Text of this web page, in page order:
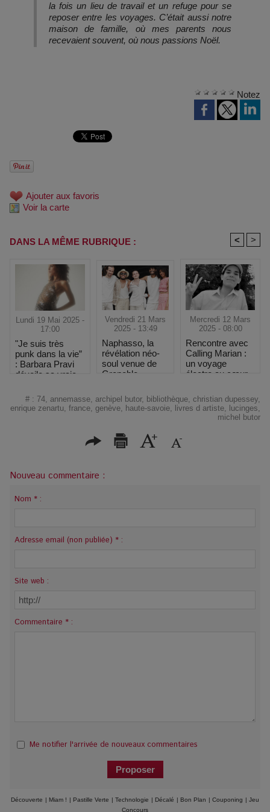
la fois un lieu de travail et un refuge pour se
reposer entre les voyages. C’était aussi notre
maison de famille, où mes parents nous
recevaient souvent, où nous passions Noël.
Notez
Ajouter aux favoris
Voir la carte
DANS LA MÊME RUBRIQUE : < >
Lundi 19 Mai 2025 -
17:00
"Je suis très
punk dans la vie”
: Barbara Pravi
dévoile sa vraie
Printemps de
Bourges
Vendredi 21 Mars
2025 - 13:49
Naphasso, la
révélation néo-
soul venue de
Grenoble
Mercredi 12 Mars
2025 - 08:00
Rencontre avec
Calling Marian :
un voyage
électro au cœur
# : 74, annemasse, archipel butor, bibliothèque, christian dupessey,
enrique zenartu, france, genève, haute-savoie, livres d artiste, lucinges,
michel butor
Nouveau commentaire :
Nom * :
Adresse email (non publiée) * :
Site web :
Commentaire * :
Me notifier l'arrivée de nouveaux commentaires
Découverte | Miam ! | Pastille Verte | Technologie | Décalé | Bon Plan | Couponing | Jeu
Concours